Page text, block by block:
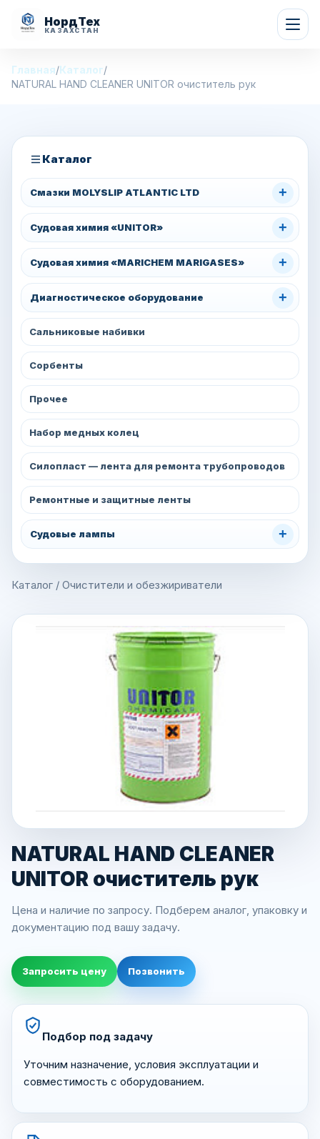
НордТех
КАЗАХСТАН
Главная/Каталог/
NATURAL HAND CLEANER UNITOR очиститель рук
Каталог
Смазки MOLYSLIP ATLANTIC LTD +
Судовая химия «UNITOR» +
Судовая химия «MARICHEM MARIGASES» +
Диагностическое оборудование +
Сальниковые набивки
Сорбенты
Прочее
Набор медных колец
Силопласт — лента для ремонта трубопроводов
Ремонтные и защитные ленты
Судовые лампы +
Каталог / Очистители и обезжириватели
NATURAL HAND CLEANER
UNITOR очиститель рук
Цена и наличие по запросу. Подберем аналог, упаковку и
документацию под вашу задачу.
Запросить цену Позвонить
Подбор под задачу
Уточним назначение, условия эксплуатации и
совместимость с оборудованием.